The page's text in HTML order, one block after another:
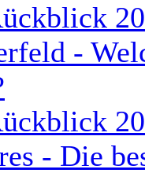
-
- Die